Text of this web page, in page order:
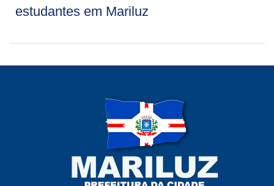
estudantes em Mariluz